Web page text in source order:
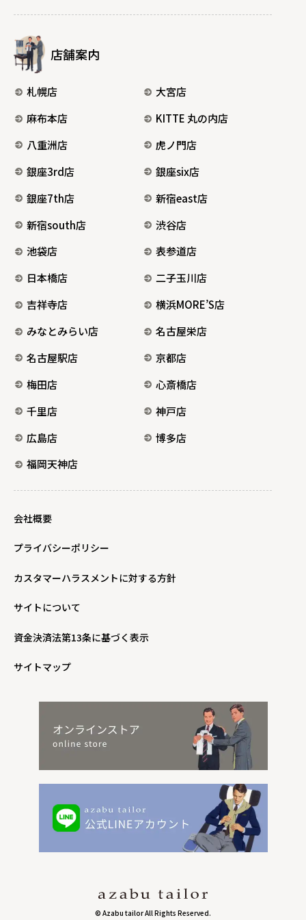
店舗案内
札幌店
大宮店
麻布本店
KITTE 丸の内店
八重洲店
虎ノ門店
銀座3rd店
銀座six店
銀座7th店
新宿east店
新宿south店
渋谷店
池袋店
表参道店
日本橋店
二子玉川店
吉祥寺店
横浜MORE’S店
みなとみらい店
名古屋栄店
名古屋駅店
京都店
梅田店
心斎橋店
千里店
神戸店
広島店
博多店
福岡天神店
会社概要
プライバシーポリシー
カスタマーハラスメントに対する方針
サイトについて
資金決済法第13条に基づく表示
サイトマップ
© Azabu tailor All Rights Reserved.